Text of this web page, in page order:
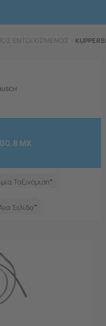
MX
Ταξινόμιση
Σελίδα